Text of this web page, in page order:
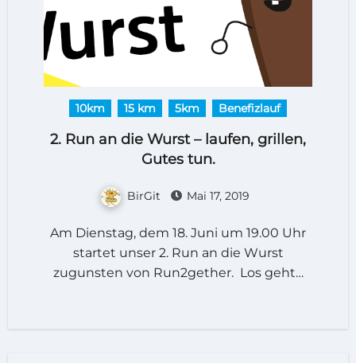
10km 15 km 5km Benefizlauf
2. Run an die Wurst – laufen, grillen,
Gutes tun.
BirGit Mai 17, 2019
Am Dienstag, dem 18. Juni um 19.00 Uhr
startet unser 2. Run an die Wurst
zugunsten von Run2gether. Los geht…